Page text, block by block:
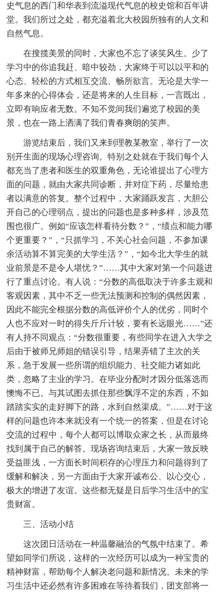
史气息的西门和华表到流溢现代气息的校史馆和百年讲
堂。我们所过之处，都充溢着北大校园所独有的人文和
自然气息。
在搜揽美景的同时，大家也不忘了谈笑风生。少了
学习中的你追我赶、暗中较劲，大家终于可以以平和的
心态、轻松的方式相互交流、畅所欲言。无论是大学一
年多来的心得体会，还是将来的人生目标，一言既出，
立即有响应者无数。不知不觉间我们遍览了校园的美
景，也在一路上洒满了我们青春爽朗的笑声。
游览结束后，我们又来到理教某教室，举行了一次
别开生面的现场心理咨询。特别之处就在于我们每个人
都充当了患者和医生的双重角色，无论谁提出了心理方
面的问题，就由大家共同诊断，并对症下药，尽量给患
者以满意的答复。整个过程中，大家踊跃发言，大胆公
开自己的心理弱点，提出的问题也是多种多样，涉及范
围也很广。例如“应该怎样看待分数？”，“绩点和能力哪
个更重要？”，“只抓学习，不关心社会问题，不参加课
余活动算不算完美的大学生活？”，“如今北大学生的就
业前景是不是令人堪忧？”……其中大家对第一个问题进
行了重点讨论。有人说：“分数的高低取决于许多主观和
客观因素，其中不乏一些无法预测和控制的偶然因素，
因此不能完全根据分数的高低评价个人的优劣，同时个
人也不应对一时的得失斤斤计较，要有长远眼光……”还
有人持不同观点：“分数很重要，有些同学在进入大学之
后由于被师兄师姐的错误引导，结果弄错了主次的关
系，急于发展一些所谓的组织能力、社交能力诸如此
类，忽略了主业的学习。在毕业分配时才因分低落选而
懊悔不已。与其试图去抓住那些飘浮不定的东西，不如
踏踏实实的走好脚下的路，水到自然渠成。”……对于这
样的问题也许本来就没有一个统一的答案，但是在讨论
交流的过程中，每个人都可以博取众家之长，从而最终
找到属于自己的解答。现场咨询结束后，大家一致反映
受益匪浅，一方面长时间积存的心理压力和问题得到了
缓解和解决，另一方面由于大家开诚布公、以心交心，
极大的增进了友谊。这些都无疑是日后学习生活中的宝
贵财富。
三、活动小结
这次团日活动在一种温馨融洽的气氛中结束了。希
望如同学们所说，这样的一次经历可以成为一种宝贵的
精神财富，帮助每个人解决老问题和新情况。未来的学
习生活中还必然有许多困难在等待着我们，团支部将一